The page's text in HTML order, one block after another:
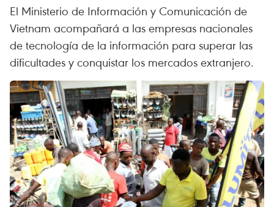
El Ministerio de Información y Comunicación de
Vietnam acompañará a las empresas nacionales
de tecnología de la información para superar las
dificultades y conquistar los mercados extranjero.